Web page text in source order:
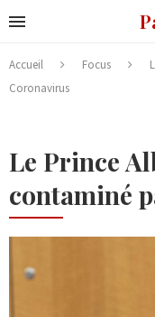
Accueil Focus
Coronavirus
Le Prince
contaminé